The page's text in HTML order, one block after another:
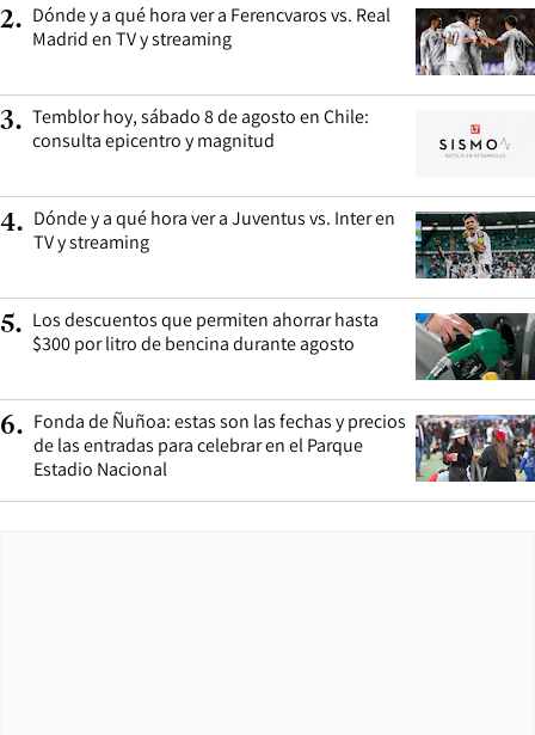
2. Dónde y a qué hora ver a Ferencvaros vs. Real
Madrid en TV y streaming
3. Temblor hoy, sábado 8 de agosto en Chile:
consulta epicentro y magnitud
4. Dónde y a qué hora ver a Juventus vs. Inter en
TV y streaming
5. Los descuentos que permiten ahorrar hasta
$300 por litro de bencina durante agosto
6. Fonda de Ñuñoa: estas son las fechas y precios
de las entradas para celebrar en el Parque
Estadio Nacional